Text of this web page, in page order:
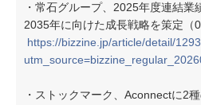
・常石グループ、2025年度連結業
2035年に向けた成長戦略を策定（
https://bizzine.jp/article/detail/
・ストックマーク、Aconnectに2